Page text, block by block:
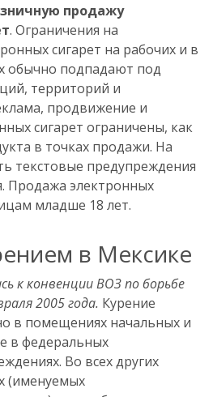
продажу
. Ограничения на
сигарет на рабочих и в
обычно подпадают под
территорий и
продвижение и
сигарет ограничены, как
в точках продажи. На
текстовые предупреждения
Продажа электронных
младше 18 лет.
в Мексике
к конвенции ВОЗ по борьбе
2005 года. Курение
в помещениях начальных и
в федеральных
Во всех других
(именуемых